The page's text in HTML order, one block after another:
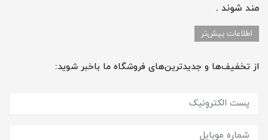
مند شوند .
اطلاعات بیش‌تر
از تخفیف‌ها و جدیدترین‌های فروشگاه ما باخبر شوید: